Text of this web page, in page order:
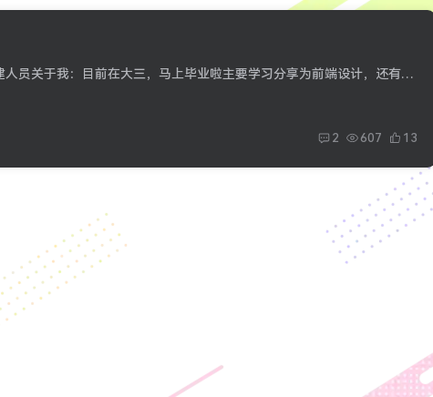
Hi！！！这里是小绵啊~TCB Work工作室创建人员关于我：目前在大三，马上毕业啦主要学习分享为前端设计，还有安卓开发等，会卖一点奇奇怪怪的东西来弥补一下生活费的缺失，学习的东西有点混乱，...
2 607 13